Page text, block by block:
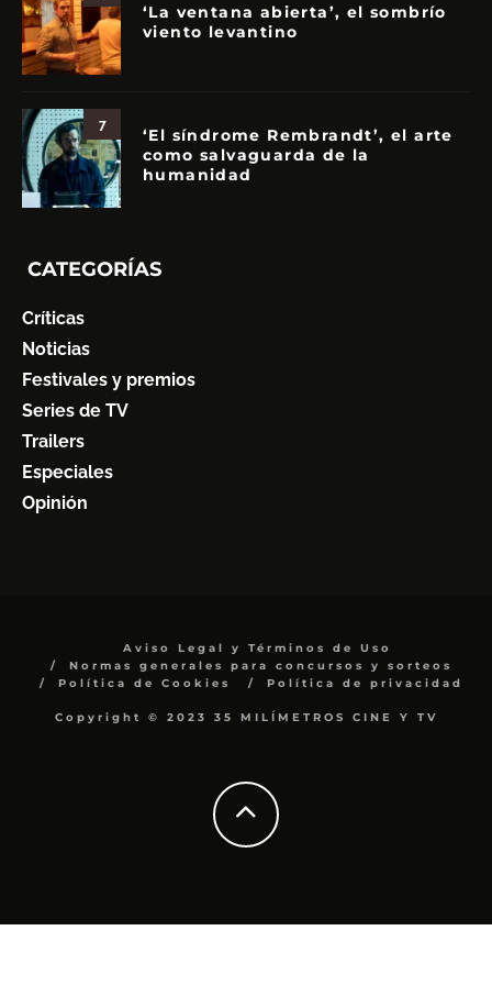
‘La ventana abierta’, el sombrío
viento levantino
7
‘El síndrome Rembrandt’, el arte
como salvaguarda de la
humanidad
CATEGORÍAS
Críticas
Noticias
Festivales y premios
Series de TV
Trailers
Especiales
Opinión
Aviso Legal y Términos de Uso
Normas generales para concursos y sorteos
Política de Cookies
Política de privacidad
Copyright © 2023 35 MILÍMETROS CINE Y TV